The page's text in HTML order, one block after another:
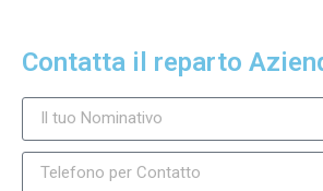
Contatta il reparto